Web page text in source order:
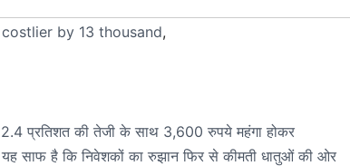
by 13 thousand,
प्रतिशत की तेजी के साथ 3,600 रुपये महंगा होकर
साफ है कि निवेशकों का रुझान फिर से कीमती धातुओं की ओर